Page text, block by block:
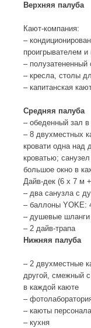
Верхняя палуба
Кают-компания:
–
проигрывателем
– полузатененный
– кресла, столы
– капитанская
Средняя палуба
– обеденный зал в
– 8 двухместных
кровати одна над
кроватью;
большое окно в
Дайв-дек (6 х 7 м
– два санузла с
– баллоны YOKE:
– душевые
– 2 дайв-трапа
Нижняя палуба
– 2 двухместные
другой, смежный
в каждой каюте
–
– каюты персонала
– кухня